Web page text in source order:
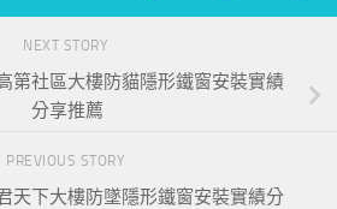
NEXT STORY
第社區大樓防貓隱形鐵窗安裝實績
分享推薦
PREVIOUS STORY
天下大樓防墜隱形鐵窗安裝實績分